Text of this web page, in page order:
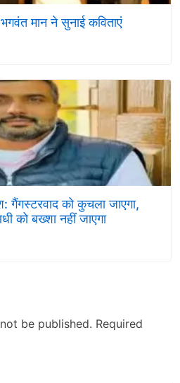
मान ने सुनाई कविताएं
को कुचला जाएगा,
को बख्शा नहीं जाएगा
be published. Required